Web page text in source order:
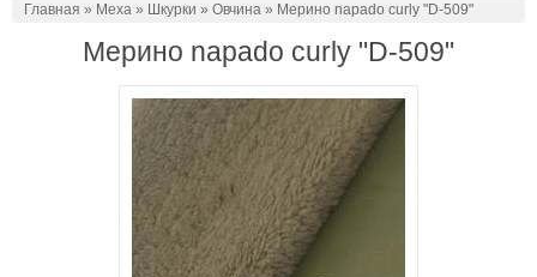
Главная » Меха » Шкурки » Овчина » Мерино napado curly "D-509"
Мерино napado curly "D-509"